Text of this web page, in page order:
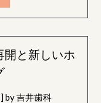
開と新しいホ
by吉井歯科